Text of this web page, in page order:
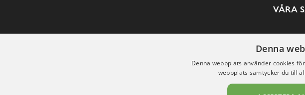
VÅRA
Denna
Denna webbplats använder cookies
webbplats samtycker du till